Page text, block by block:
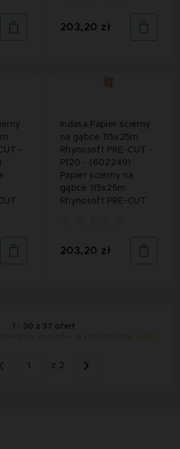
203,20 zł
-
Indasa Papier ścierny
na gąbce 115x25m
Rhynosoft PRE-CUT -
P120 - (602249)
Papier ścierny na
gąbce 115x25m
Rhynosoft PRE-CUT
203,20 zł
1 - 30 z 37 ofert
tutaj
1 z 2